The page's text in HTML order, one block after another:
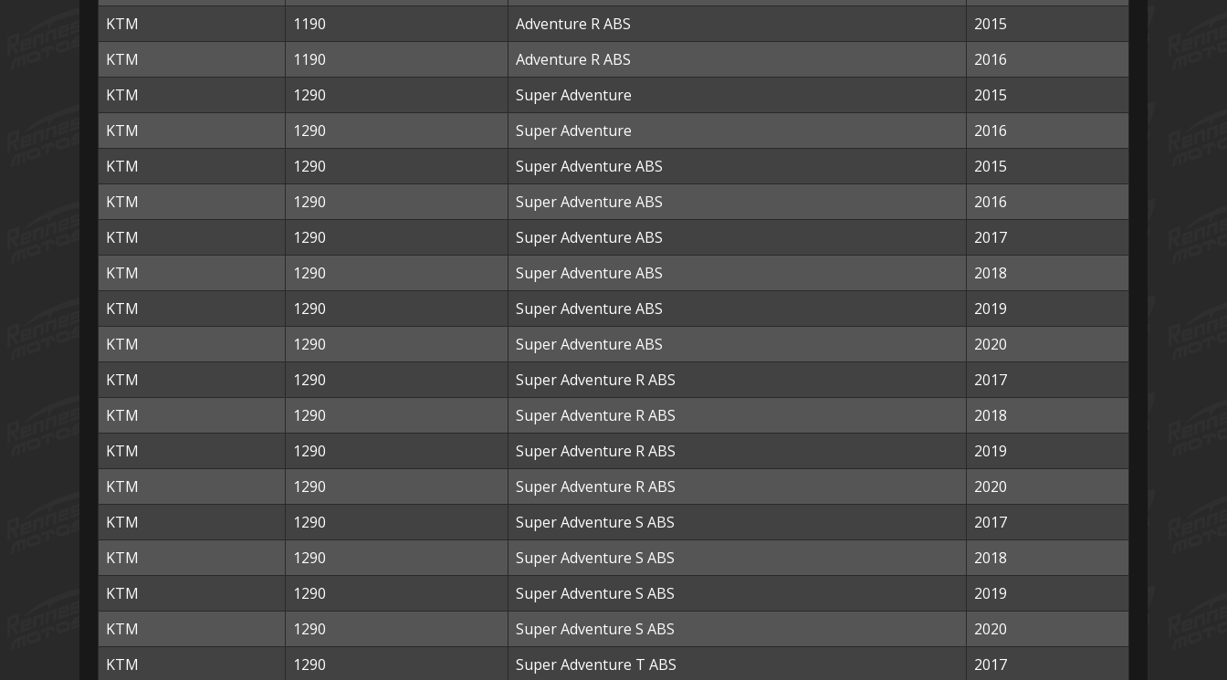
KTM
1190 Adventure R ABS
2015
KTM
1190 Adventure R ABS
2016
KTM
1290 Super Adventure
2015
KTM
1290 Super Adventure
2016
KTM
1290 Super Adventure ABS
2015
KTM
1290 Super Adventure ABS
2016
KTM
1290 Super Adventure ABS
2017
KTM
1290 Super Adventure ABS
2018
KTM
1290 Super Adventure ABS
2019
KTM
1290 Super Adventure ABS
2020
KTM
1290 Super Adventure R ABS
2017
KTM
1290 Super Adventure R ABS
2018
KTM
1290 Super Adventure R ABS
2019
KTM
1290 Super Adventure R ABS
2020
KTM
1290 Super Adventure S ABS
2017
KTM
1290 Super Adventure S ABS
2018
KTM
1290 Super Adventure S ABS
2019
KTM
1290 Super Adventure S ABS
2020
KTM
1290 Super Adventure T ABS 2017